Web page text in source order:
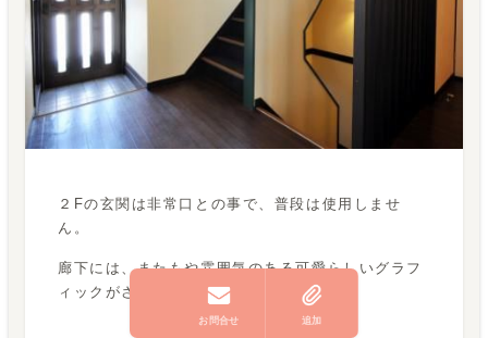
２Fの玄関は非常口との事で、普段は使用しませ
ん。
廊下には、またもや雰囲気のある可愛らしいグラフ
ィックがさりげなく。
お問合せ 追加